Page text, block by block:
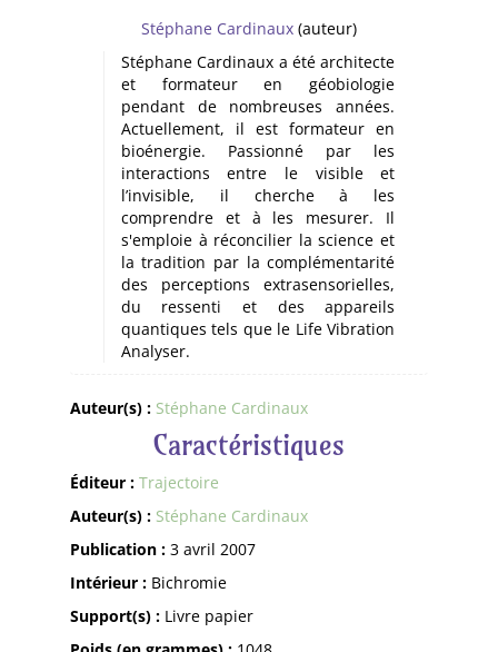
Stéphane Cardinaux (auteur)
Stéphane Cardinaux a été architecte
et formateur en géobiologie
pendant de nombreuses années.
Actuellement, il est formateur en
bioénergie. Passionné par les
interactions entre le visible et
l’invisible, il cherche à les
comprendre et à les mesurer. Il
s'emploie à réconcilier la science et
la tradition par la complémentarité
des perceptions extrasensorielles,
du ressenti et des appareils
quantiques tels que le Life Vibration
Analyser.
Auteur(s) : Stéphane Cardinaux
Caractéristiques
Éditeur : Trajectoire
Auteur(s) : Stéphane Cardinaux
Publication :3 avril 2007
Intérieur :Bichromie
Support(s) :Livre papier